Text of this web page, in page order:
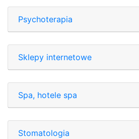
Psychoterapia
Sklepy internetowe
Spa, hotele spa
Stomatologia